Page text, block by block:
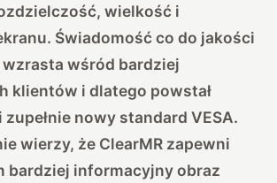
wielkość i
Świadomość co do jakości
wśród bardziej
klientów i dlatego powstał
zupełnie nowy standard VESA.
wierzy, że ClearMR zapewni
bardziej informacyjny obraz